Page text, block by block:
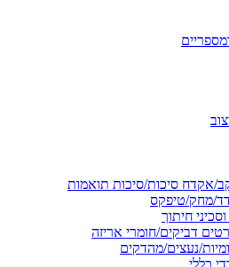
אקדח סיכות/סיכות תואמות
מחק/טיפקס
חיתוך
דביקים/חומרי אריזה
נעצים/מהדקים
כללי